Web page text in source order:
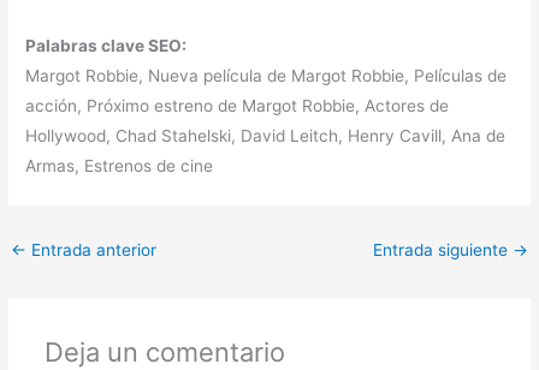
Palabras clave SEO:
Margot Robbie, Nueva película de Margot Robbie, Películas de
acción, Próximo estreno de Margot Robbie, Actores de
Hollywood, Chad Stahelski, David Leitch, Henry Cavill, Ana de
Armas, Estrenos de cine
← Entrada anterior Entrada siguiente →
Deja un comentario